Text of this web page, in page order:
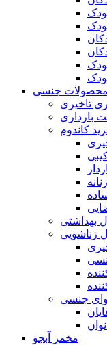
محصولات جنسی
تاخیری
بارداری
کاندوم
بهداشتی
زناشویی
جنسی
مخمر آبجو